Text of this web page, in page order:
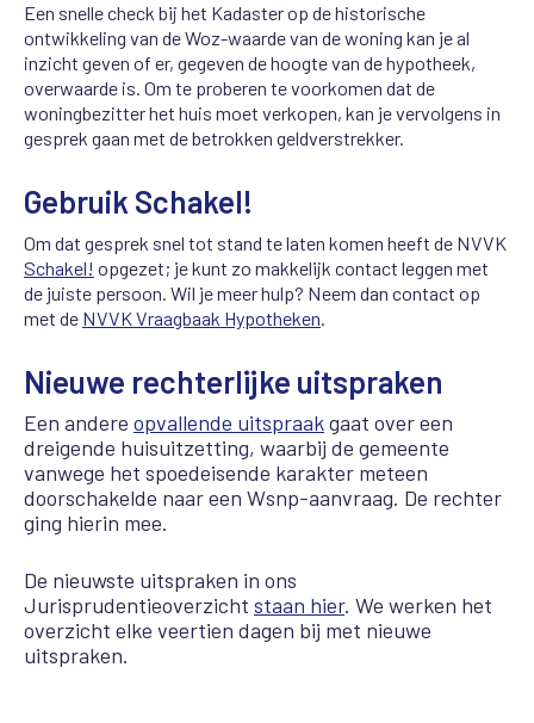
Een snelle check bij het Kadaster op de historische
ontwikkeling van de Woz-waarde van de woning kan je al
inzicht geven of er, gegeven de hoogte van de hypotheek,
overwaarde is. Om te proberen te voorkomen dat de
woningbezitter het huis moet verkopen, kan je vervolgens in
gesprek gaan met de betrokken geldverstrekker.
Gebruik Schakel!
Om dat gesprek snel tot stand te laten komen heeft de NVVK
Schakel! opgezet; je kunt zo makkelijk contact leggen met
de juiste persoon. Wil je meer hulp? Neem dan contact op
met de NVVK Vraagbaak Hypotheken.
Nieuwe rechterlijke uitspraken
Een andere opvallende uitspraakgaat over een
dreigende huisuitzetting, waarbij de gemeente
vanwege het spoedeisende karakter meteen
doorschakelde naar een Wsnp-aanvraag. De rechter
ging hierin mee.
De nieuwste uitspraken in ons
Jurisprudentieoverzicht staan hier. We werken het
overzicht elke veertien dagen bij met nieuwe
uitspraken.